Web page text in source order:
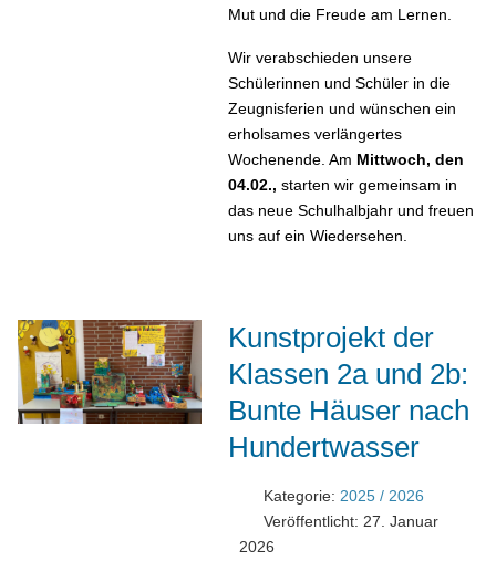
Mut und die Freude am Lernen.
Wir verabschieden unsere
Schülerinnen und Schüler in die
Zeugnisferien und wünschen ein
erholsames verlängertes
Wochenende. Am Mittwoch, den
04.02., starten wir gemeinsam in
das neue Schulhalbjahr und freuen
uns auf ein Wiedersehen.
Kunstprojekt der
Klassen 2a und 2b:
Bunte Häuser nach
Hundertwasser
Kategorie:2025 / 2026
Veröffentlicht: 27. Januar
2026